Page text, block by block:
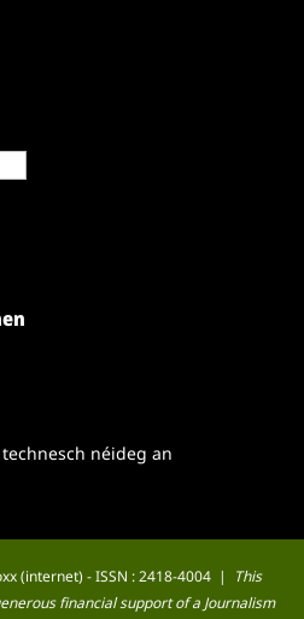
néideg an
(internet) - ISSN : 2418-4004 |
This
financial support of a Journalism